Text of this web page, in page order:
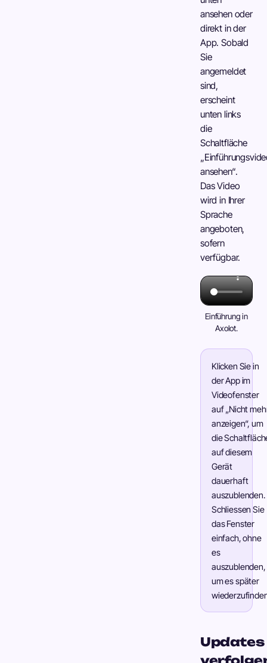
ansehen oder
direkt in der
App. Sobald
Sie
angemeldet
sind,
erscheint
unten links
die
Schaltfläche
ansehen“.
Das Video
wird in Ihrer
Sprache
angeboten,
sofern
verfügbar.
Einführung in
Axolot.
Klicken Sie in
der App im
Videofenster
auf „Nicht
anzeigen“, um
die
auf diesem
Gerät
dauerhaft
auszublenden.
Schliessen Sie
das Fenster
einfach, ohne
es
auszublenden,
um es später
Updates